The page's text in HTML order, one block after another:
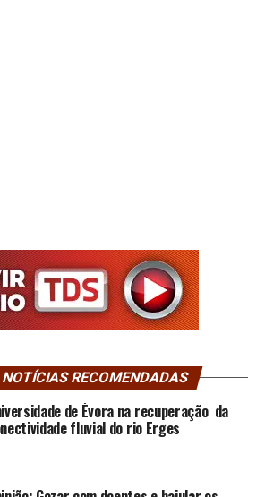
RECOMENDADAS
de Évora na recuperação da
fluvial do rio Erges